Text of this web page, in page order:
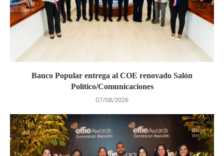
Banco Popular entrega al COE renovado Salón
Político/Comunicaciones
07/08/2026